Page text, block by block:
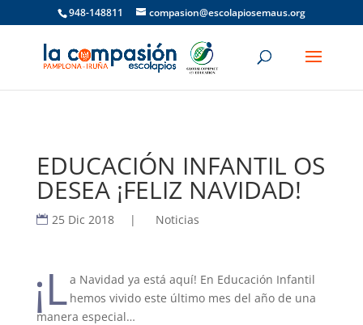
948-148811 compasion@escolapiosemaus.org
EDUCACIÓN INFANTIL OS
DESEA ¡FELIZ NAVIDAD!
25 Dic 2018 | Noticias
¡La Navidad ya está aquí! En Educación Infantil
hemos vivido este último mes del año de una
manera especial…